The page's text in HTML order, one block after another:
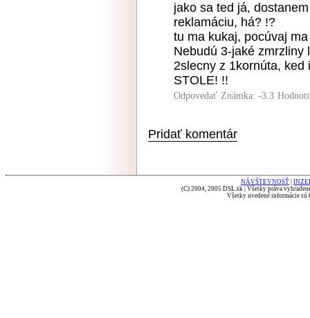
jako sa ted já,
reklamáciu, há? !?
tu ma kukaj, pocúvaj
Nebudú 3-jaké zmrzliny
2slecny z 1kornúta, ked
STOLE! !!
Odpovedať Známka: -3.3
Pridať komentár
NÁVŠTEVNOSŤ
(C) 2004, 2005 DSL.sk | Všetky práva
Všetky uvedené informácie sú